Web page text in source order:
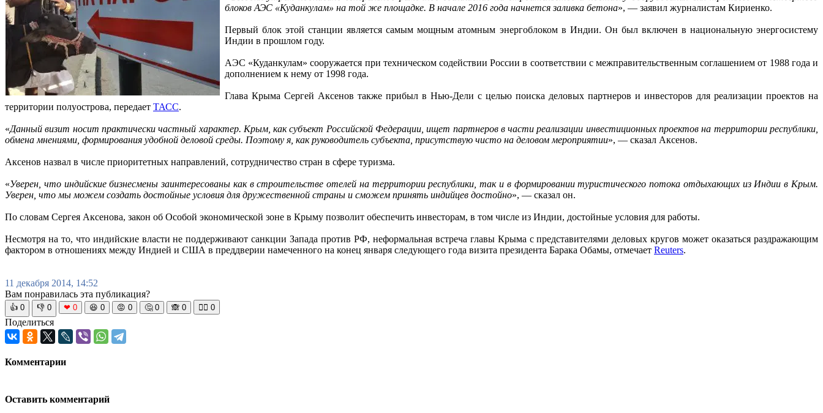
блоков АЭС «Куданкулам» на той же площадке. В начале 2016 года начнется заливка бетона», — заявил журналистам Кириенко.
Первый блок этой станции является самым мощным атомным энергоблоком в Индии. Он был включен в национальную энергосистему
Индии в прошлом году.
АЭС «Куданкулам» сооружается при техническом содействии России в соответствии с межправительственным соглашением от 1988 года и
дополнением к нему от 1998 года.
Глава Крыма Сергей Аксенов также прибыл в Нью-Дели с целью поиска деловых партнеров и инвесторов для реализации проектов на
территории полуострова, передает ТАСС.
«Данный визит носит практически частный характер. Крым, как субъект Российской Федерации, ищет партнеров в части реализации инвестиционных проектов на территории республики,
обмена мнениями, формирования удобной деловой среды. Поэтому я, как руководитель субъекта, присутствую чисто на деловом мероприятии», — сказал Аксенов.
Аксенов назвал в числе приоритетных направлений, сотрудничество стран в сфере туризма.
«Уверен, что индийские бизнесмены заинтересованы как в строительстве отелей на территории республики, так и в формировании туристического потока отдыхающих из Индии в Крым.
Уверен, что мы можем создать достойные условия для дружественной страны и сможем принять индийцев достойно», — сказал он.
По словам Сергея Аксенова, закон об Особой экономической зоне в Крыму позволит обеспечить инвесторам, в том числе из Индии, достойные условия для работы.
Несмотря на то, что индийские власти не поддерживают санкции Запада против РФ, неформальная встреча главы Крыма с представителями деловых кругов может оказаться раздражающим
фактором в отношениях между Индией и США в преддверии намеченного на конец января следующего года визита президента Барака Обамы, отмечает Reuters.
11 декабря 2014, 14:52
Вам понравилась эта публикация?
👍 0 👎 0 ❤ 0 😆 0 😡 0 🤔 0 🙈 0 🧘‍♀️ 0
Поделиться
Комментарии
Оставить комментарий